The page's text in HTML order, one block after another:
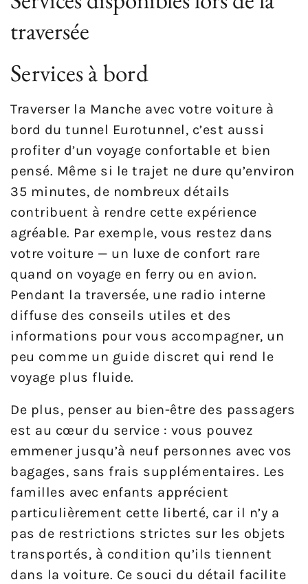
traversée
Services à bord
Traverser la Manche avec votre voiture à
bord du tunnel Eurotunnel, c’est aussi
profiter d’un voyage confortable et bien
pensé. Même si le trajet ne dure qu’environ
35 minutes, de nombreux détails
contribuent à rendre cette expérience
agréable. Par exemple, vous restez dans
votre voiture — un luxe de confort rare
quand on voyage en ferry ou en avion.
Pendant la traversée, une radio interne
diffuse des conseils utiles et des
informations pour vous accompagner, un
peu comme un guide discret qui rend le
voyage plus fluide.
De plus, penser au bien-être des passagers
est au cœur du service : vous pouvez
emmener jusqu’à neuf personnes avec vos
bagages, sans frais supplémentaires. Les
familles avec enfants apprécient
particulièrement cette liberté, car il n’y a
pas de restrictions strictes sur les objets
transportés, à condition qu’ils tiennent
dans la voiture. Ce souci du détail facilite